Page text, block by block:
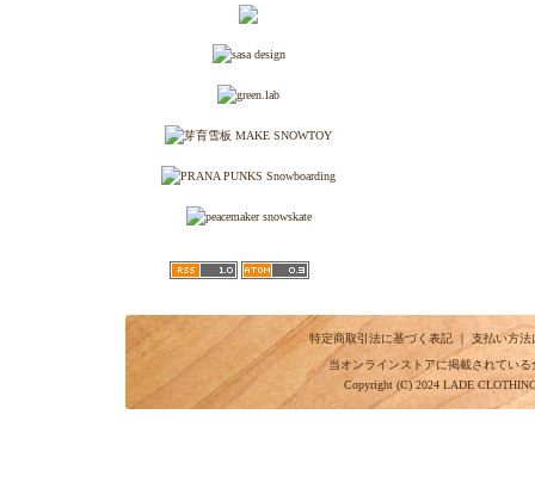
特定商取引法に基づく表記｜ 支払い方法
当オンラインストアに掲載されてい
Copyright (C) 2024 LADE